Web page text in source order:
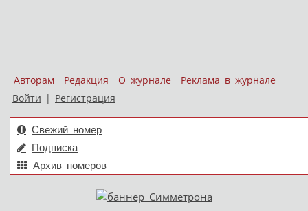
Авторам Редакция О журнале
Реклама в журнале
Войти | Регистрация
Свежий номер
Подписка
Архив номеров